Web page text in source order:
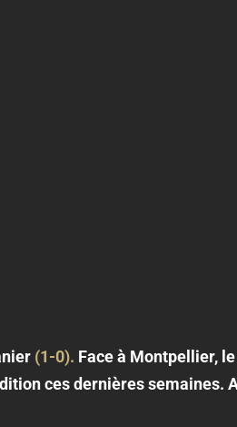
(1-0). Face à Montpellier,
ces dernières semaines.